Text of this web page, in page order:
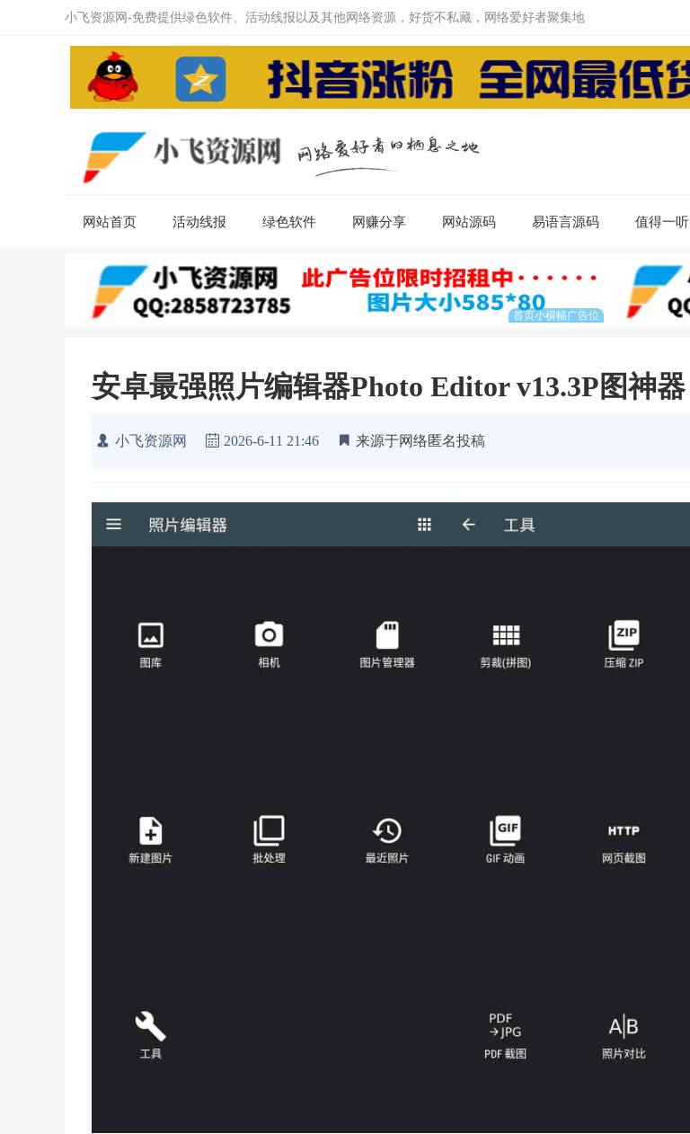
小飞资源网-免费提供绿色软件、活动线报以及其他网络资源，好货不私藏，网络爱好者聚集地
网站首页 活动线报 绿色软件 网赚分享 网站源码 易语言源码 值得一听
安卓最强照片编辑器Photo Editor v13.3P图神器
小飞资源网 2026-6-11 21:46 来源于网络匿名投稿